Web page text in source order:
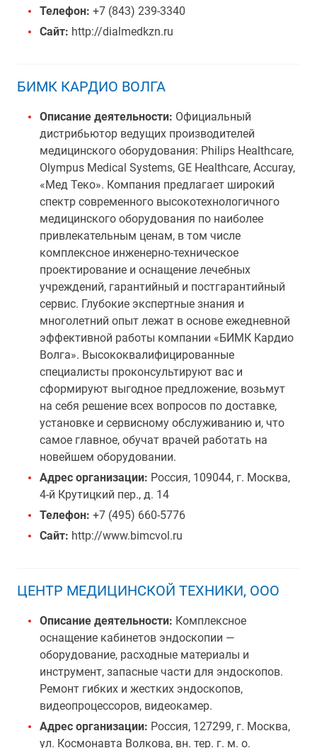
Телефон: +7 (843) 239-3340
Сайт: http://dialmedkzn.ru
БИМК КАРДИО ВОЛГА
Описание деятельности: Официальный
дистрибьютор ведущих производителей
медицинского оборудования: Philips Healthcare,
Olympus Medical Systems, GE Healthcare, Accuray,
«Мед Теко». Компания предлагает широкий
спектр современного высокотехнологичного
медицинского оборудования по наиболее
привлекательным ценам, в том числе
комплексное инженерно-техническое
проектирование и оснащение лечебных
учреждений, гарантийный и постгарантийный
сервис. Глубокие экспертные знания и
многолетний опыт лежат в основе ежедневной
эффективной работы компании «БИМК Кардио
Волга». Высококвалифицированные
специалисты проконсультируют вас и
сформируют выгодное предложение, возьмут
на себя решение всех вопросов по доставке,
установке и сервисному обслуживанию и, что
самое главное, обучат врачей работать на
новейшем оборудовании.
Адрес организации: Россия, 109044, г. Москва,
4-й Крутицкий пер., д. 14
Телефон: +7 (495) 660-5776
Сайт: http://www.bimcvol.ru
ЦЕНТР МЕДИЦИНСКОЙ ТЕХНИКИ, ООО
Описание деятельности: Комплексное
оснащение кабинетов эндоскопии —
оборудование, расходные материалы и
инструмент, запасные части для эндоскопов.
Ремонт гибких и жестких эндоскопов,
видеопроцессоров, видеокамер.
Адрес организации: Россия, 127299, г. Москва,
ул. Космонавта Волкова, вн. тер. г. м. о.